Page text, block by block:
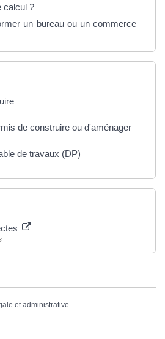
calcul ?
un bureau ou un commerce
de construire ou d'aménager
de travaux (DP)
et administrative